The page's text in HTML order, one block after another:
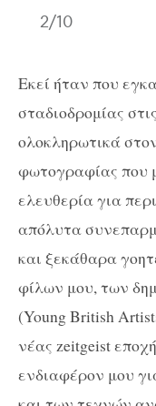
2/10
Εκεί ήταν που
σταδιοδρομίας
ολοκληρωτικά
φωτογραφίας που
ελευθερία για
απόλυτα
και ξεκάθαρα
φίλων μου, των
(Young British
νέας zeitgeist
ενδιαφέρον μου